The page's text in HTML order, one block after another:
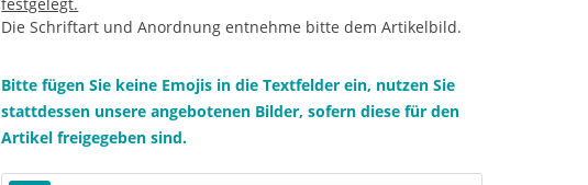
Die Schriftart und Anordnung entnehme bitte dem Artikelbild.
Bitte fügen Sie keine Emojis in die Textfelder ein, nutzen Sie
stattdessen unsere angebotenen Bilder, sofern diese für den
Artikel freigegeben sind.